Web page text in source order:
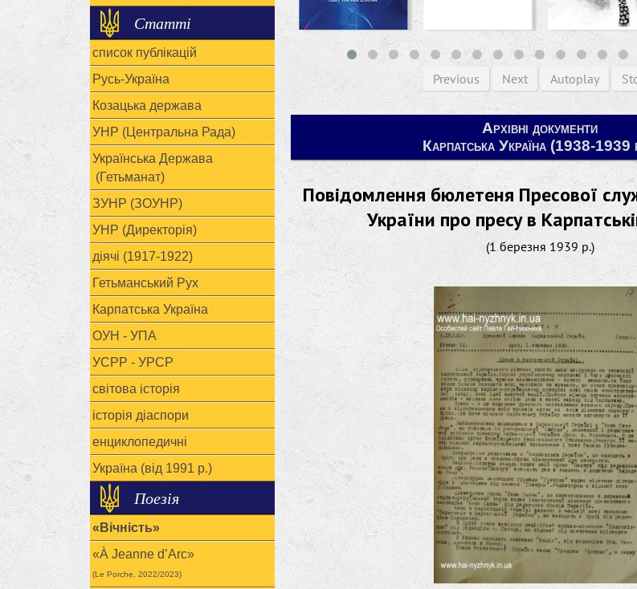
Статті
список публікацій
Русь-Україна
Козацька держава
УНР (Центральна Рада)
Українська Держава
(Гетьманат)
ЗУНР (ЗОУНР)
УНР (Директорія)
діячі (1917-1922)
Гетьманський Рух
Карпатська Україна
ОУН - УПА
УСРР - УРСР
світова історія
історія діаспори
енциклопедичні
Україна (від 1991 р.)
Поезія
«Вічність»
«À Jeanne d’Arc»
(Le Porche, 2022/2023)
Previous Next Autoplay
Архівні документи
Карпатська Україна (1938-1939
Повідомлення бюлетеня Пресової
України про пресу в
(1 березня 1939 р.)